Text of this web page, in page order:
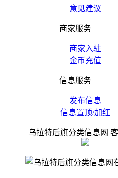
意见建议
商家服务
商家入驻
金币充值
信息服务
发布信息
信息置顶/加红
乌拉特后旗分类信息网